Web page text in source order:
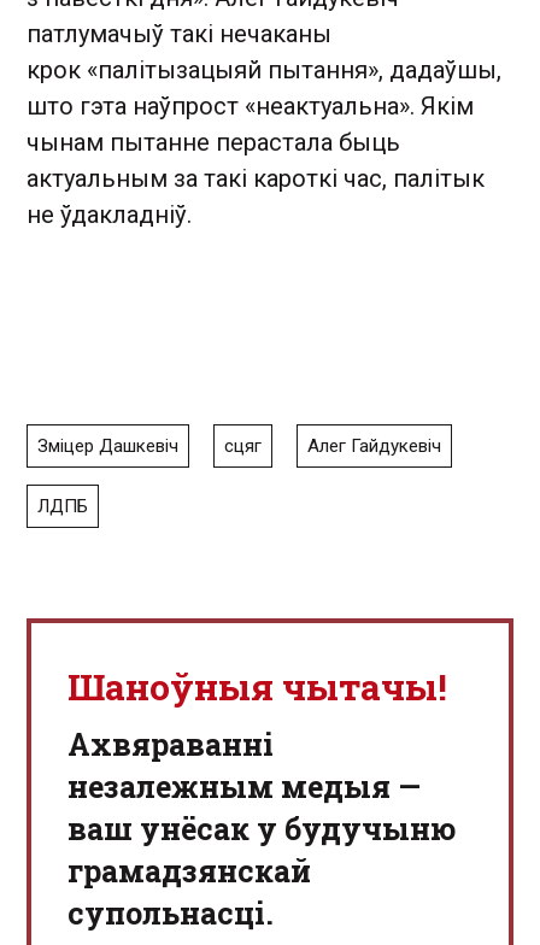
патлумачыў такі нечаканы
крок «палітызацыяй пытання», дадаўшы,
што гэта наўпрост «неактуальна». Якім
чынам пытанне перастала быць
актуальным за такі кароткі час, палітык
не ўдакладніў.
Зміцер Дашкевіч сцяг Алег Гайдукевіч
ЛДПБ
Шаноўныя чытачы!
Aхвяраванні
незалежным медыя —
ваш унёсак у будучыню
грамадзянскай
супольнасці.